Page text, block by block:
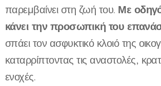
παρεμβαίνει στη ζωή του. Με
κάνει την προσωπική του
σπάει τον ασφυκτικό κλοιό της
καταρρίπτοντας τις αναστολές,
ενοχές.